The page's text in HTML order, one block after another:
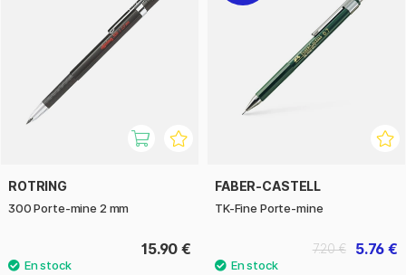
ROTRING
300 Porte-mine 2 mm
15.90 €
FABER-CASTELL
TK-Fine Porte-mine
5.76 €
7.20 €